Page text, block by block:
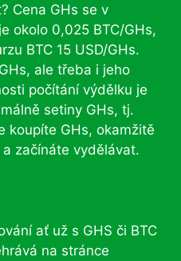
Cena GHs se v
okolo 0,025 BTC/GHs,
BTC 15 USD/GHs.
ale třeba i jeho
počítání výdělku je
setiny GHs, tj.
koupíte GHs, okamžitě
začínáte vydělávat.
ať už s GHS či BTC
na stránce